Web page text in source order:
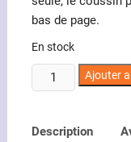
bas de page.
En stock
quantité
de
tufté
Ajouter
Description